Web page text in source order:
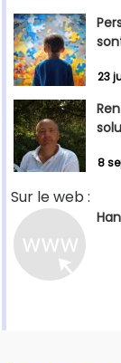
23
8
Sur le web :